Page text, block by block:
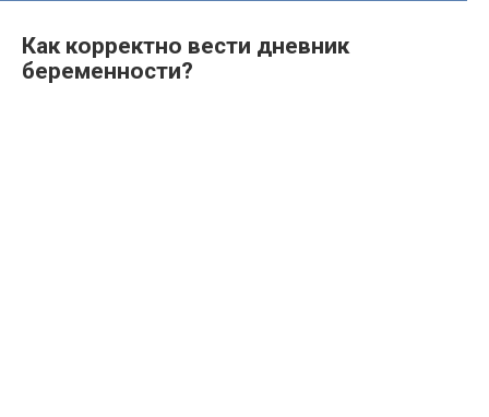
Как корректно вести дневник
беременности?